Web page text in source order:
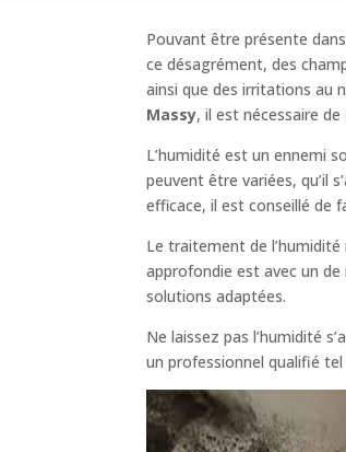
Pouvant être présente
ce désagrément, des
ainsi que des irritations au
Massy, il est nécessaire
L’humidité est un ennemi
peuvent être variées, qu’il
efficace, il est conseillé de
Le traitement de
approfondie est avec un
solutions adaptées.
Ne laissez pas l’humidité
un professionnel qualifié